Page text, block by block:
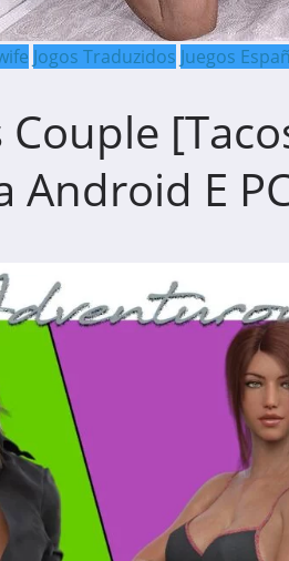
Jogos Traduzidos Juegos
Android E